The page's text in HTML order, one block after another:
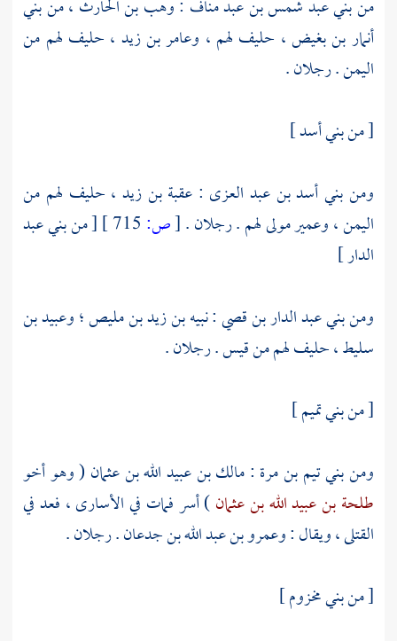
منبني عبد شمس بن عبد مناف :وهب بن الحارث ، منبني
أنمار بن بغيض، حليف لهم ، وعامر بن زيد ، حليف لهم من
اليمن. رجلان .
[ منبني أسد]
ومنبني أسد بن عبد العزى : عقبة بن زيد ، حليف لهم من
اليمن،وعميرمولى لهم . رجلان .[ص: [ منبني عبد
الدار]
ومنبني عبد الدار بن قصي:نبيه بن زيد بن مليص؛وعبيد بن
سليط، حليف لهم منقيس. رجلان .
[ منبني تميم]
ومنبني تيم بن مرة :مالك بن عبيد الله بن عثمان ( وهو أخو
طلحة بن عبيد الله بن عثمان) أسر فمات في الأسارى ، فعد في
القتلى ، ويقال :وعمرو بن عبد الله بن جدعان. رجلان .
[ منبني مخزوم]